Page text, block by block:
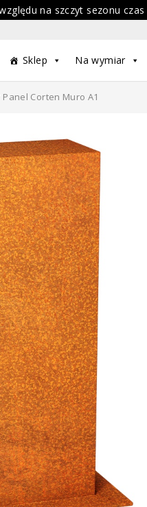
na szczyt sezonu
Sklep Na wymiar
Corten Muro A1